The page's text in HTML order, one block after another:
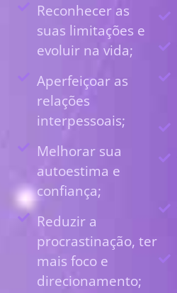
Reconhecer as
suas limitações e
evoluir na vida;
Aperfeiçoar as
relações
interpessoais;
Melhorar sua
autoestima e
confiança;
Reduzir a
procrastinação, ter
mais foco e
direcionamento;